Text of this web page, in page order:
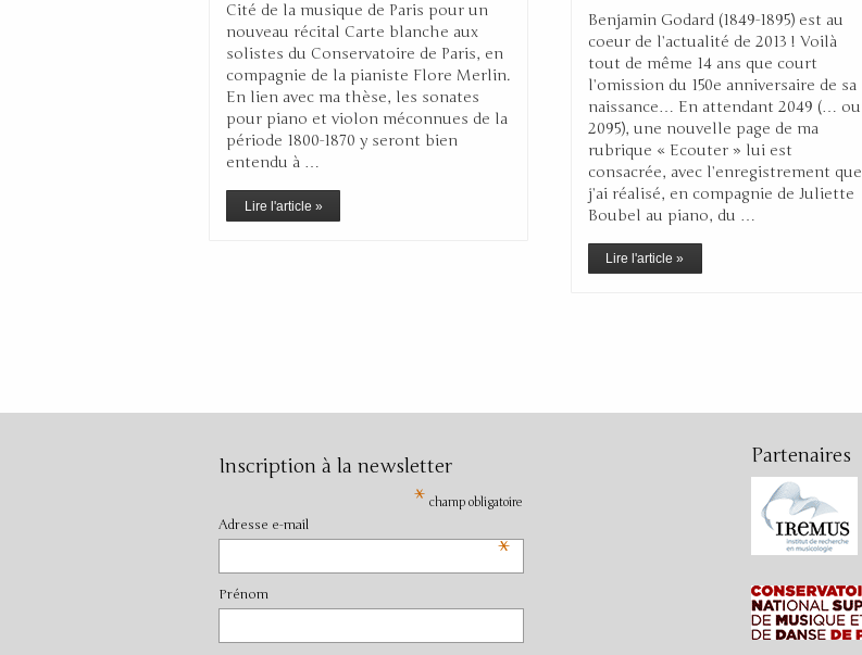
Cité de la musique de Paris pour un
nouveau récital Carte blanche aux
solistes du Conservatoire de Paris, en
compagnie de la pianiste Flore Merlin.
En lien avec ma thèse, les sonates
pour piano et violon méconnues de la
période 1800-1870 y seront bien
entendu à …
Lire l'article »
Benjamin Godard (1849-1895) est au
coeur de l’actualité de 2013 ! Voilà
tout de même 14 ans que court
l’omission du 150e anniversaire de sa
naissance… En attendant 2049 (… ou
2095), une nouvelle page de ma
rubrique « Ecouter » lui est
consacrée, avec l’enregistrement que
j’ai réalisé, en compagnie de Juliette
Boubel au piano, du …
Lire l'article »
Inscription à la newsletter
* champ obligatoire
Adresse e-mail
*
Prénom
Partenaires